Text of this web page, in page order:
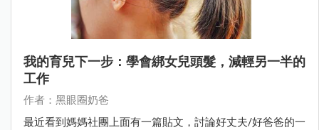
我的育兒下一步：學會綁女兒頭髮，減輕另一半的
工作
作者：黑眼圈奶爸
最近看到媽媽社團上面有一篇貼文，討論好丈夫/好爸爸的一